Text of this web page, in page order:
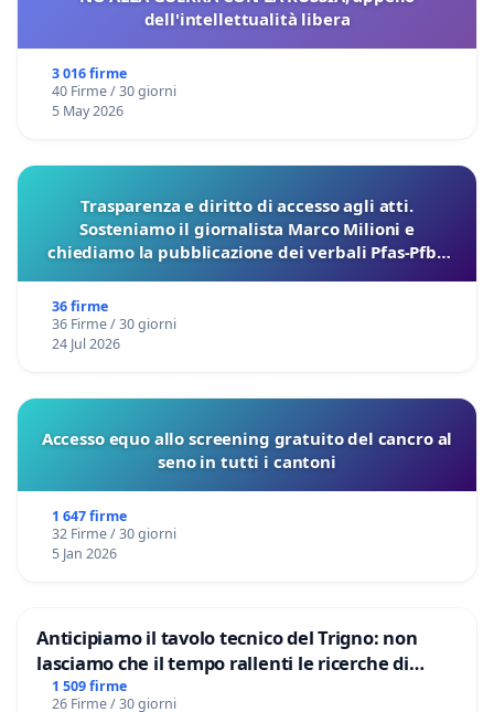
dell'intellettualità libera
3 016 firme
40 Firme / 30 giorni
5 May 2026
Trasparenza e diritto di accesso agli atti.
Sosteniamo il giornalista Marco Milioni e
chiediamo la pubblicazione dei verbali Pfas-Pfba
36 firme
36 Firme / 30 giorni
24 Jul 2026
Accesso equo allo screening gratuito del cancro al
seno in tutti i cantoni
1 647 firme
32 Firme / 30 giorni
5 Jan 2026
Anticipiamo il tavolo tecnico del Trigno: non
lasciamo che il tempo rallenti le ricerche di
Domenico Racanati
1 509 firme
26 Firme / 30 giorni